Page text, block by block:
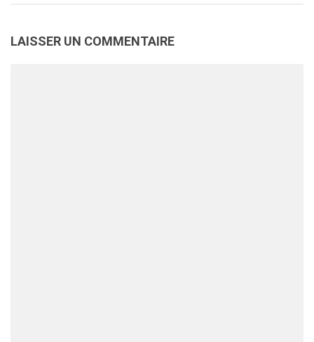
LAISSER UN COMMENTAIRE